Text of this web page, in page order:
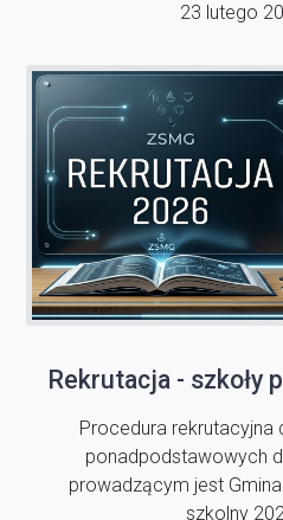
23 lutego
Rekrutacja - szkoły
Procedura rekrutacyjna
ponadpodstawowych
prowadzącym jest
szkolny